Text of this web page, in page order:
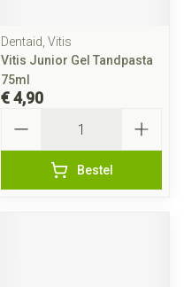
Dentaid, Vitis
Vitis Junior Gel Tandpasta
75ml
€ 4,90
Bestel